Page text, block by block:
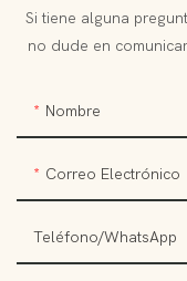
Si tiene alguna
no dude en
Nombre
Correo Electrónico
Teléfono/WhatsApp